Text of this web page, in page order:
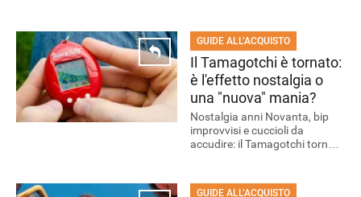
GUIDE ALL’ACQUISTO
Il Tamagotchi è tornato:
è l'effetto nostalgia o
una "nuova" mania?
Nostalgia anni Novanta, bip
improvvisi e cuccioli da
accudire: il Tamagotchi torna
GUIDE ALL’ACQUISTO